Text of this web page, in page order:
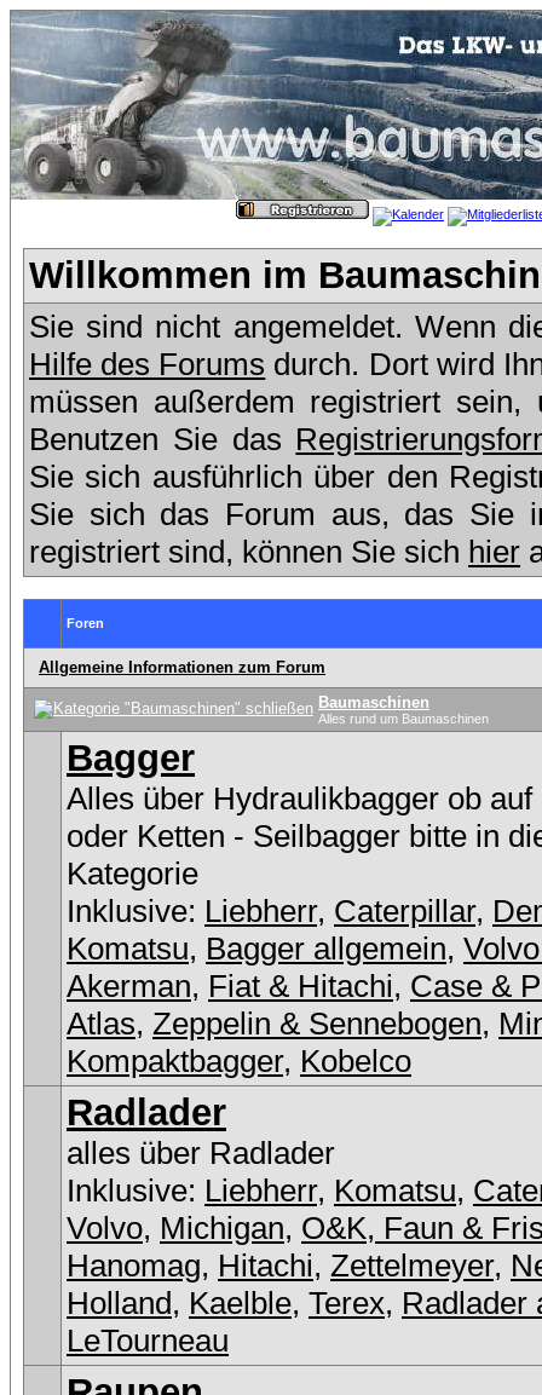
Willkommen im
Sie sind nicht angemeldet. Wenn
Hilfe des Forums durch. Dort wird
müssen außerdem registriert
Benutzen Sie das
Sie sich ausführlich über den
Sie sich das Forum aus, das Sie
registriert sind, können Sie sich hier
Foren
Allgemeine Informationen zum Forum
Baumaschinen
Alles rund um Baumaschinen
Bagger
Alles über Hydraulikbagger ob auf
oder Ketten - Seilbagger bitte in
Kategorie
Inklusive: Liebherr, Caterpillar,
Komatsu, Bagger allgemein,
Akerman, Fiat & Hitachi, Case &
Atlas, Zeppelin & Sennebogen,
Kompaktbagger, Kobelco
Radlader
alles über Radlader
Inklusive: Liebherr, Komatsu,
Volvo, Michigan, O&K, Faun &
Hanomag, Hitachi, Zettelmeyer,
Holland, Kaelble, Terex, Radlader
LeTourneau